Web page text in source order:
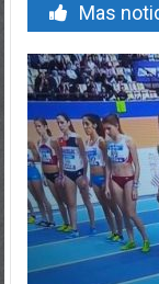
Mas